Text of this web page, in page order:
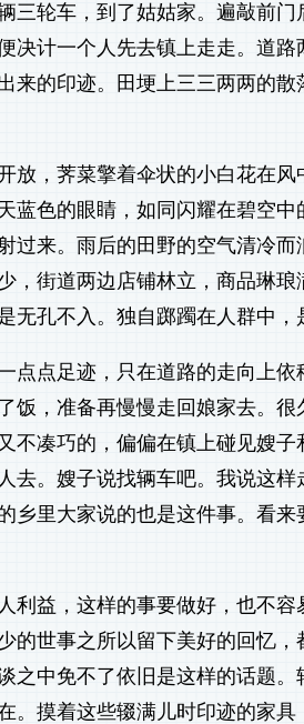
三轮车，到了姑姑家。遍敲前
决计一个人先去镇上走走。道
来的印迹。田埂上三三两两的
放，荠菜擎着伞状的小白花在
蓝色的眼睛，如同闪耀在碧空中
过来。雨后的田野的空气清冷
，街道两边店铺林立，商品琳
无孔不入。独自踯躅在人群中，
点点足迹，只在道路的走向上
饭，准备再慢慢走回娘家去。
不凑巧的，偏偏在镇上碰见嫂
去。嫂子说找辆车吧。我说这
乡里大家说的也是这件事。看
利益，这样的事要做好，也不
的世事之所以留下美好的回忆
之中免不了依旧是这样的话题
。摸着这些辍满儿时印迹的家